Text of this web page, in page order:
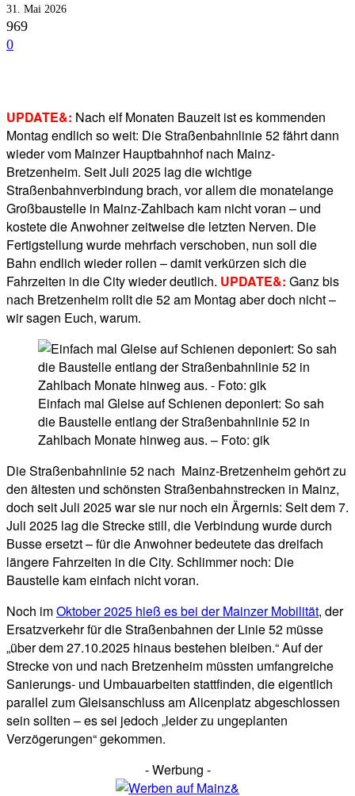
31. Mai 2026
969
0
UPDATE&: Nach elf Monaten Bauzeit ist es kommenden
Montag endlich so weit: Die Straßenbahnlinie 52 fährt dann
wieder vom Mainzer Hauptbahnhof nach Mainz-
Bretzenheim. Seit Juli 2025 lag die wichtige
Straßenbahnverbindung brach, vor allem die monatelange
Großbaustelle in Mainz-Zahlbach kam nicht voran – und
kostete die Anwohner zeitweise die letzten Nerven. Die
Fertigstellung wurde mehrfach verschoben, nun soll die
Bahn endlich wieder rollen – damit verkürzen sich die
Fahrzeiten in die City wieder deutlich. UPDATE&: Ganz bis
nach Bretzenheim rollt die 52 am Montag aber doch nicht –
wir sagen Euch, warum.
Einfach mal Gleise auf Schienen deponiert: So sah
die Baustelle entlang der Straßenbahnlinie 52 in
Zahlbach Monate hinweg aus. – Foto: gik
Die Straßenbahnlinie 52 nach Mainz-Bretzenheim gehört zu
den ältesten und schönsten Straßenbahnstrecken in Mainz,
doch seit Juli 2025 war sie nur noch ein Ärgernis: Seit dem 7.
Juli 2025 lag die Strecke still, die Verbindung wurde durch
Busse ersetzt – für die Anwohner bedeutete das dreifach
längere Fahrzeiten in die City. Schlimmer noch: Die
Baustelle kam einfach nicht voran.
Noch imOktober 2025 hieß es bei der Mainzer Mobilität, der
Ersatzverkehr für die Straßenbahnen der Linie 52 müsse
„über dem 27.10.2025 hinaus bestehen bleiben.“ Auf der
Strecke von und nach Bretzenheim müssten umfangreiche
Sanierungs- und Umbauarbeiten stattfinden, die eigentlich
parallel zum Gleisanschluss am Alicenplatz abgeschlossen
sein sollten – es sei jedoch „leider zu ungeplanten
Verzögerungen“ gekommen.
- Werbung -